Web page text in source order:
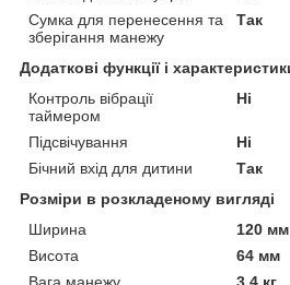
Сумка для перенесення та
зберігання манежу
Так
Додаткові функції і
Контроль вібрації
таймером
Ні
Підсвічування
Ні
Бічний вхід для дитини
Так
Розміри в розкладеному вигляді
Ширина
120 мм
Висота
64 мм
Вага манежу
3.4 кг